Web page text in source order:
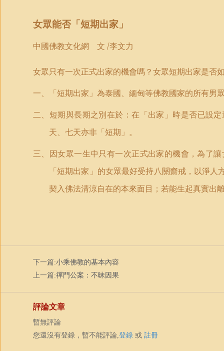
女眾能否「短期出家 」
中國佛教文化網 文 /李文力
女眾只有一次正式出家的機會嗎？女眾短期出家是否
一、 「短期出家 」 為泰國、緬甸等佛教國家的所有男
二、短期與長期之別在於：在 「出家 」 時是否已設
天、七天亦非 「短期 」 。
三、因女眾一生中只有一次正式出家的機會，為了
「短期出家 」 的女眾最好受持八關齋戒，以淨人
契入佛法清涼自在的本來面目；若能生起真實出
下一篇:小乘佛教的基本內容
上一篇:禪門公案：不昧因果
評論文章
暫無評論
您還沒有登錄，暫不能評論,登錄 或 註冊